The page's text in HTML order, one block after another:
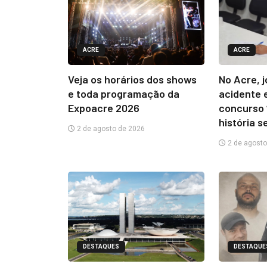
ACRE
Veja os horários dos shows
e toda programação da
Expoacre 2026
2 de agosto de 2026
ACRE
No Acre,
acidente
concurso
história
2 de
DESTAQUES